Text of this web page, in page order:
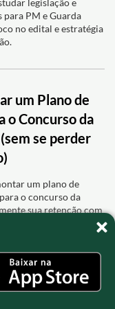
legislação e
PM e Guarda
no edital e estratégia
um Plano de
o Concurso da
se perder
um plano de
o concurso da
sua retenção com
o que faz